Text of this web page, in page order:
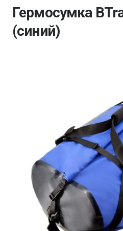
Гермосумка
(синий)